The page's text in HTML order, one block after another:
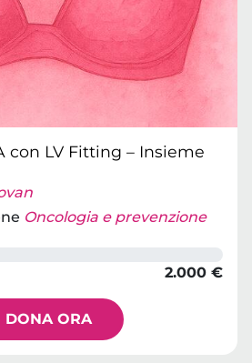
con LV Fitting – Insieme
Oncologia e prevenzione
2.000 €
DONA ORA